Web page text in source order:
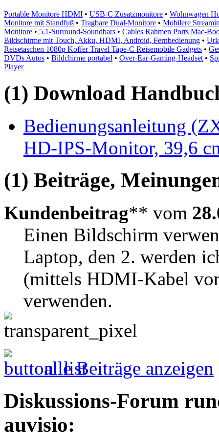
Portable Monitore HDMI • USB-C Zusatzmonitore • Wohnwagen
Monitore mit Standfuß • Tragbare Dual-Monitore • Mobilere
Monitore • 5.1-Surround-Soundbars • Cables Rahmen Ports Mac-
Bildschirme mit Touch, Akku, HDMI, Android, Fernbedienung •
Reisetaschen 1080p Koffer Travel Tape-C Reisemobile Gadgets •
DVDs Autos • Bildchirme portabel • Over-Ear-Gaming-Headset •
Player
(1) Download
Bedienungsanleitung
HD-IPS-Monitor, 39,6
(1) Beiträge,
Kundenbeitrag** vom
Einen Bildschirm
Laptop, den 2. werden
(mittels HDMI-Kabel
verwenden.
alle Beiträge anzeigen
Diskussions-Forum
auvisio: